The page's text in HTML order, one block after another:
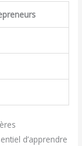
d’apprendre